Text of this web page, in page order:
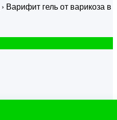
› Варифит гель от варикоза в